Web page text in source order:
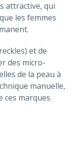
attractive, qui
les femmes
et de
des micro-
de la peau à
manuelle,
ces marques